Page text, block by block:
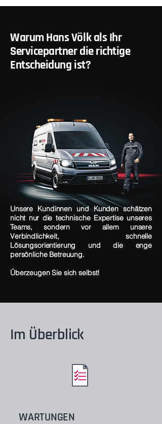
Warum Hans Völk als Ihr
Servicepartner die richtige
Entscheidung ist?
Unsere Kundinnen und Kunden schätzen
nicht nur die technische Expertise unseres
Teams, sondern vor allem unsere
Verbindlichkeit, schnelle
Lösungsorientierung und die enge
persönliche Betreuung.
Überzeugen Sie sich selbst!
Im Überblick
WARTUNGEN